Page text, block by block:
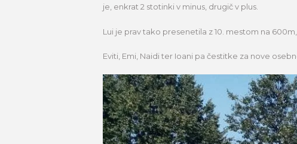
je, enkrat 2 stotinki v minus, drugič v plus.
Lui je prav tako presenetila z 10. mestom na
Eviti, Emi, Naidi ter Ioani pa čestitke za nove